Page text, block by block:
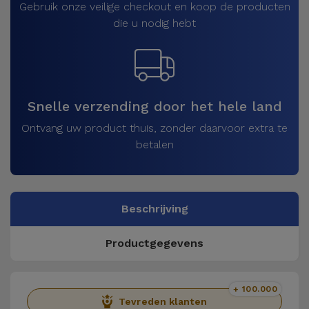
Gebruik onze veilige checkout en koop de producten
die u nodig hebt
Snelle verzending door het hele land
Ontvang uw product thuis, zonder daarvoor extra te
betalen
Beschrijving
Productgegevens
Tevreden klanten
+ 100.000